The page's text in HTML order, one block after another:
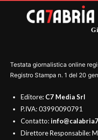
Testata giornalistica online
Registro Stampa n. 1 del 20
Editore: C7 Media Srl
P.IVA: 03990090791
Contatto:
Direttore Responsabile: